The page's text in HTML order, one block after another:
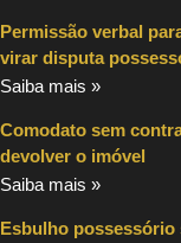
Permissão verbal
virar disputa
Saiba mais »
Comodato sem
devolver o imóvel
Saiba mais »
Esbulho